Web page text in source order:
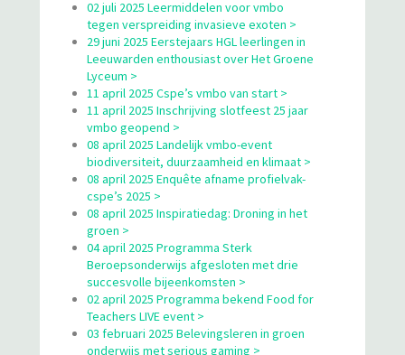
02 juli 2025 Leermiddelen voor vmbo
tegen verspreiding invasieve exoten >
29 juni 2025 Eerstejaars HGL leerlingen in
Leeuwarden enthousiast over Het Groene
Lyceum >
11 april 2025 Cspe’s vmbo van start >
11 april 2025 Inschrijving slotfeest 25 jaar
vmbo geopend >
08 april 2025 Landelijk vmbo-event
biodiversiteit, duurzaamheid en klimaat >
08 april 2025 Enquête afname profielvak-
cspe’s 2025 >
08 april 2025 Inspiratiedag: Droning in het
groen >
04 april 2025 Programma Sterk
Beroepsonderwijs afgesloten met drie
succesvolle bijeenkomsten >
02 april 2025 Programma bekend Food for
Teachers LIVE event >
03 februari 2025 Belevingsleren in groen
onderwijs met serious gaming >